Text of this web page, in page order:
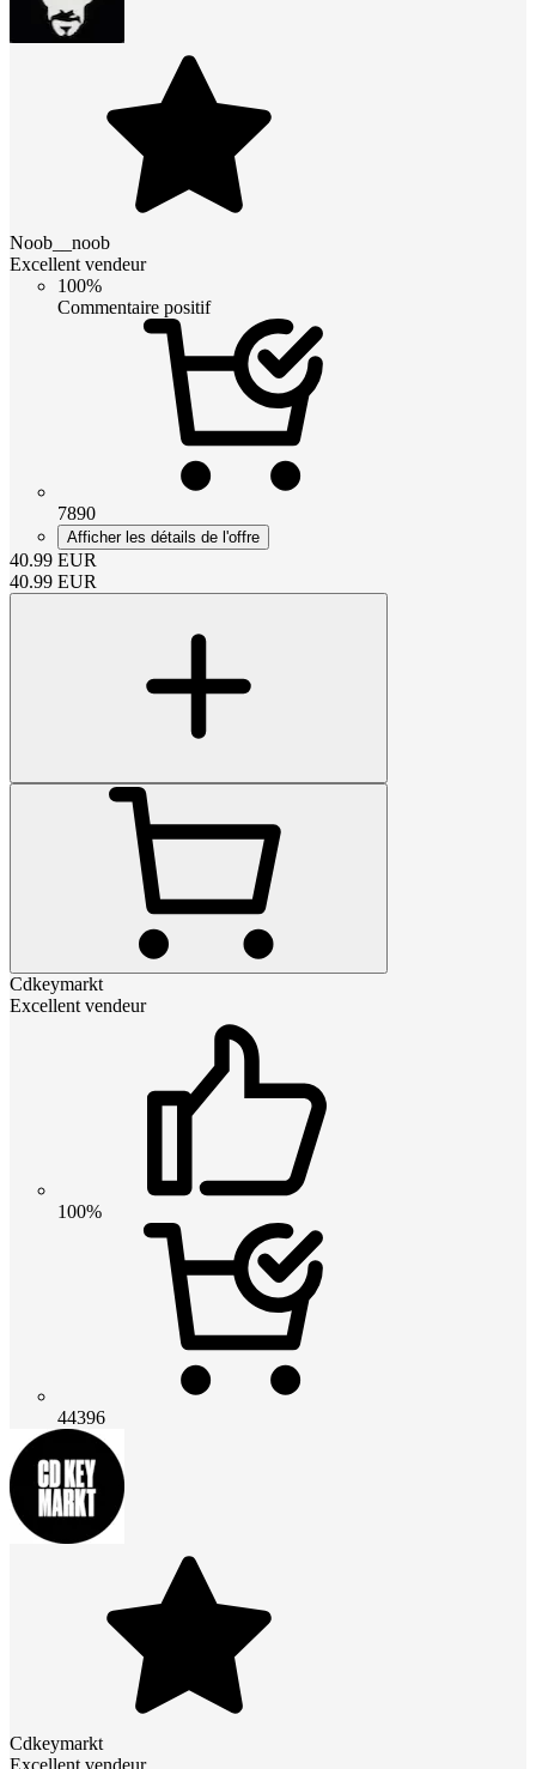
Noob__noob
Excellent vendeur
100%
Commentaire positif
7890
Afficher les détails de l'offre
40.99 EUR
40.99 EUR
Cdkeymarkt
Excellent vendeur
100%
44396
Cdkeymarkt
Excellent vendeur